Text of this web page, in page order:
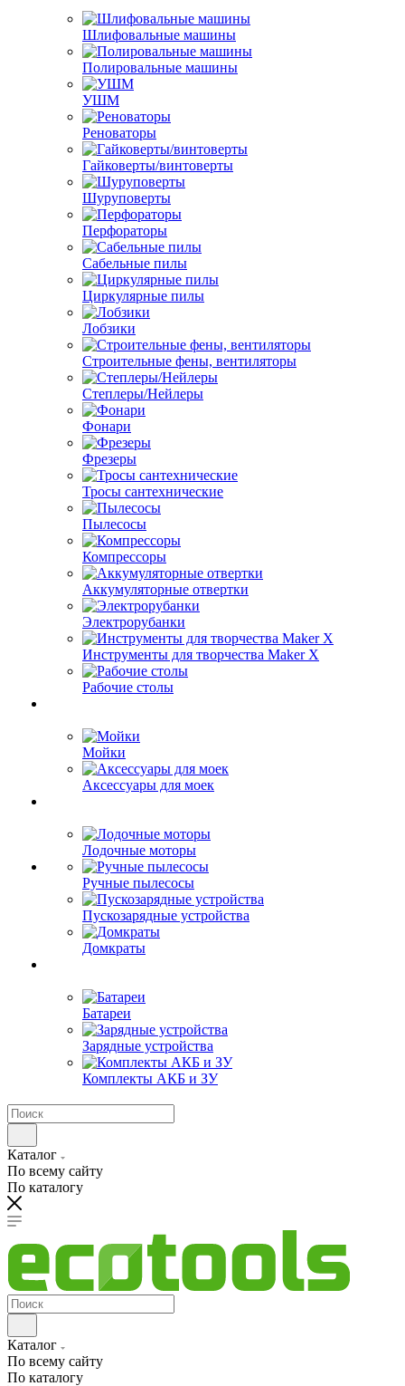
Шлифовальные машины
Полировальные машины
УШМ
Реноваторы
Гайковерты/винтоверты
Шуруповерты
Перфораторы
Сабельные пилы
Циркулярные пилы
Лобзики
Строительные фены, вентиляторы
Степлеры/Нейлеры
Фонари
Фрезеры
Тросы сантехнические
Пылесосы
Компрессоры
Аккумуляторные отвертки
Электрорубанки
Инструменты для творчества Maker X
Рабочие столы
Мойки
Аксессуары для моек
Лодочные моторы
Ручные пылесосы
Пускозарядные устройства
Домкраты
Батареи
Зарядные устройства
Комплекты АКБ и ЗУ
Каталог
По всему сайту
По каталогу
Каталог
По всему сайту
По каталогу